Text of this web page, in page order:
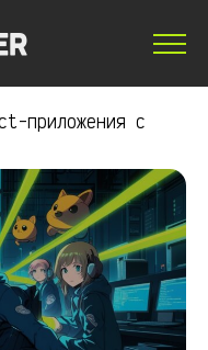
приложения с